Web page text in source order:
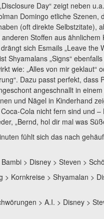
Day“ zeigt neben
Domingo etliche Szenen,
(oft direkte Selbstzitate),
Stoffen aus ähnlichem
sich Esmails „Leave the
Shyamalans „Signs“
wie: „Alles von mir geklaut“
Dazu passt perfekt, dass
angeschnallt in
und Nägel in Kinderhand
Cola nicht fern sind und –
„Bernd, hol dir mal was
fühlt sich das nach
> Disney > Steven >
> Kornkreise > Shyamalan >
> A.I. > Disney >